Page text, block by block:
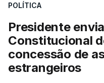
sistema mais simples,
"Sempre que seja
eliminar
chegam a quem mais
um passo na direção
POLÍTICA
Presidente
Constitucional
concessão de
estrangeiros